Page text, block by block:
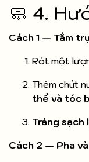
🧼 4.
Cách 1 — Tắm
Rót một
Thêm chút
thể và tóc
Tráng sạch
Cách 2 — Pha